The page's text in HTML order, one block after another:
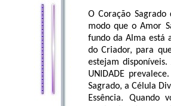
O Coração
modo que o Amor
fundo da Alma está
do Criador, para
estejam
UNIDADE
Sagrado, a Célula
Essência. Quando